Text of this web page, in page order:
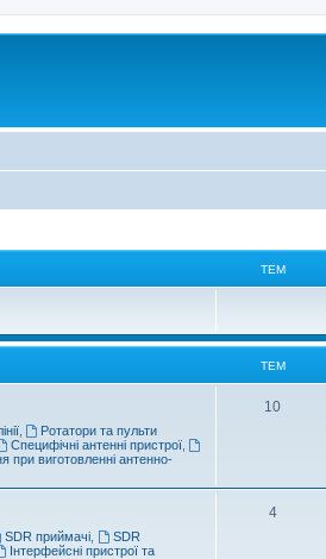
ТЕМ
ТЕМ
,
Ротатори та пульти
Специфічні антенні пристрої,
при виготовленні антенно-
10
SDR приймачі
SDR
Інтерфейсні пристрої та
4